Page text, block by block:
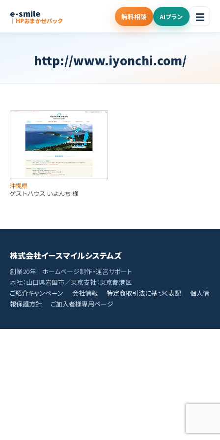
e-smile
｜HPおまかせパック 無料相談 AIプラン ☰
http://www.iyonchi.com/
株式会社イースマイルシステムズ
創業20年｜ホームページ制作・運営サポート
本社：山口県岩国市／東京支社：東京都港区
ご紹介キャンペーン
会社情報 特定商取引法に基づく表記
個人情
報保護方針
ご加入者様専用ページ